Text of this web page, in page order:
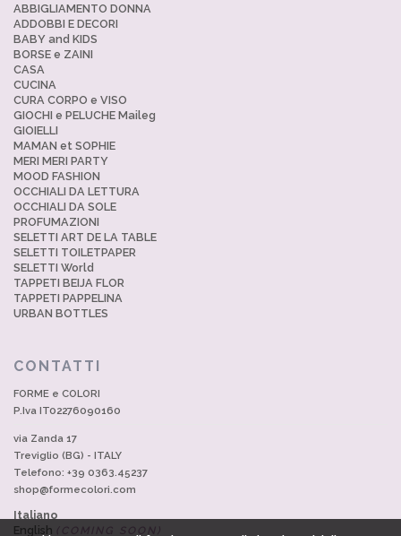
ABBIGLIAMENTO DONNA
ADDOBBI E DECORI
BABY and KIDS
BORSE e ZAINI
CASA
CUCINA
CURA CORPO e VISO
GIOCHI e PELUCHE Maileg
GIOIELLI
MAMAN et SOPHIE
MERI MERI PARTY
MOOD FASHION
OCCHIALI DA LETTURA
OCCHIALI DA SOLE
PROFUMAZIONI
SELETTI ART DE LA TABLE
SELETTI TOILETPAPER
SELETTI World
TAPPETI BEIJA FLOR
TAPPETI PAPPELINA
URBAN BOTTLES
CONTATTI
FORME e COLORI
P.Iva IT02276090160
via Zanda 17
Treviglio (BG) - ITALY
Telefono: +39 0363.45237
shop@formecolori.com
Italiano
English (COMING SOON)